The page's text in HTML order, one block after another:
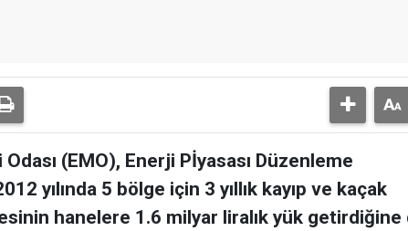
(EMO), Enerji Pİyasası Düzenleme
yılında 5 bölge için 3 yıllık kayıp ve kaçak
hanelere 1.6 milyar liralık yük getirdiğine